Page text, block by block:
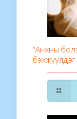
“Анхны